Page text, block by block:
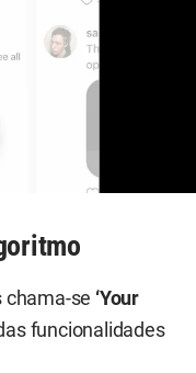
chama-se ‘Your
funcionalidades